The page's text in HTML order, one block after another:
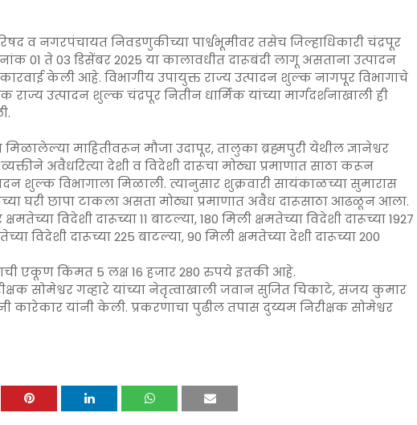
व नगरपंचायत निवडणुकीच्या पार्श्वभूमीवर तसेच जिल्हाधिकारी चंद्रपूर
01 ते 03 डिसेंबर 2025 या कालावधीत दारूबंदी लागू असताना उत्पादन
केली आहे. विभागीय उपायुक्त राज्य उत्पादन शुल्क नागपूर विभागाचे
उत्पादन शुल्क चंद्रपूर नितीन धार्मिक यांच्या मार्गदर्शनाखाली ही
मिळालेल्या माहितीवरून मौजा उदापूर, तालुका ब्रह्मपुरी येथील ज्ञानेश्वर
अवैधरित्या देशी व विदेशी दारूचा मोठ्या प्रमाणात साठा करून
शुल्क विभागाला मिळाली. त्यानुसार शुक्रवारी सायंकाळच्या सुमारास
घरी छापा टाकला असता मोठ्या प्रमाणात अवैध दारूसाठा आढळून आला.
विदेशी दारूच्या 11 बाटल्या, 180 मिली क्षमतेच्या विदेशी दारूच्या 1927
विदेशी दारूच्या 225 बाटल्या, 90 मिली क्षमतेच्या देशी दारूच्या 200
एकूण किंमत 5 लक्ष 16 हजार 280 रुपये इतकी आहे.
सोमेश्वर गव्हारे यांच्या नेतृत्वाखाली जवान सुजित चिकाटे, संजय कुमार
यांनी केली. प्रकरणाचा पुढील तपास दुय्यम निरीक्षक सोमेश्वर